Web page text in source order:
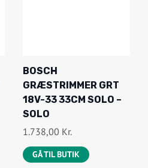
BOSCH
GRÆSTRIMMER GRT
18V-33 33CM SOLO –
SOLO
1.738,00 Kr.
GÅ TIL BUTIK